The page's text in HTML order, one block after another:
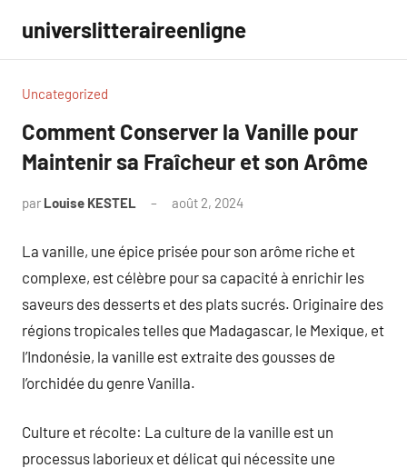
contenu
universlitteraireenligne
Uncategorized
Comment Conserver la Vanille pour
Maintenir sa Fraîcheur et son Arôme
par Louise KESTEL août 2, 2024
La vanille, une épice prisée pour son arôme riche et
complexe, est célèbre pour sa capacité à enrichir les
saveurs des desserts et des plats sucrés. Originaire des
régions tropicales telles que Madagascar, le Mexique, et
l’Indonésie, la vanille est extraite des gousses de
l’orchidée du genre Vanilla.
Culture et récolte: La culture de la vanille est un
processus laborieux et délicat qui nécessite une